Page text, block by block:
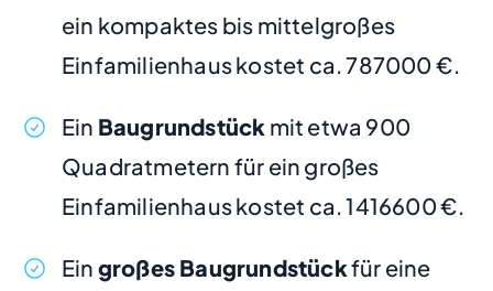
ein kompaktes bis mittelgroßes
Einfamilienhaus kostet ca. 787000 €.
Ein Baugrundstück mit etwa 900
Quadratmetern für ein großes
Einfamilienhaus kostet ca. 1416600 €.
Ein großes Baugrundstückfür eine